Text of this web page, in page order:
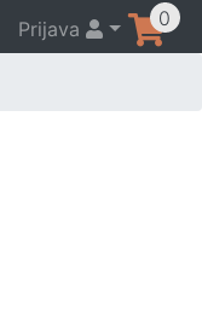
Prijava 0